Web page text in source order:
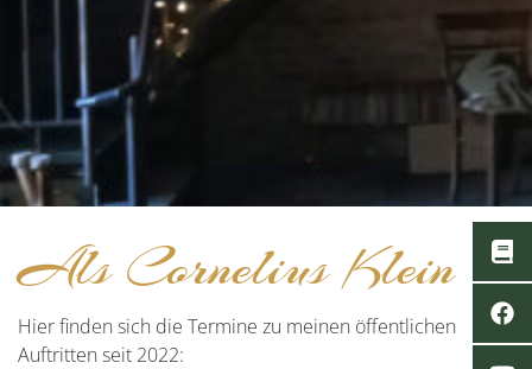
Als Cornelius Klein
Hier finden sich die Termine zu meinen öffentlichen
Auftritten seit 2022: